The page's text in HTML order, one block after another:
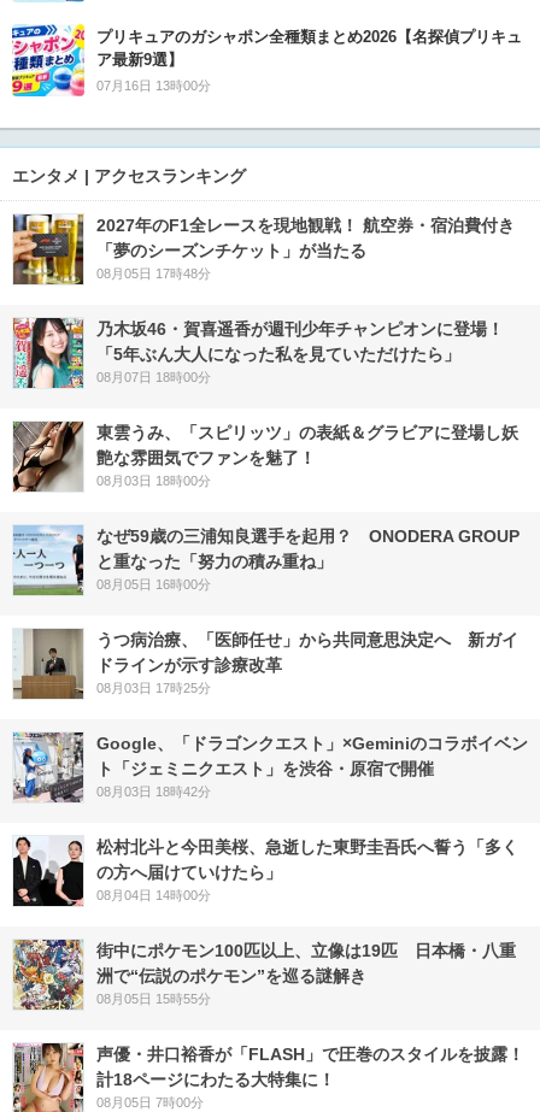
プリキュアのガシャポン全種類まとめ2026【名探偵プリキュ
ア最新9選】
07月16日 13時00分
エンタメ | アクセスランキング
2027年のF1全レースを現地観戦！ 航空券・宿泊費付き
「夢のシーズンチケット」が当たる
08月05日 17時48分
乃木坂46・賀喜遥香が週刊少年チャンピオンに登場！
「5年ぶん大人になった私を見ていただけたら」
08月07日 18時00分
東雲うみ、「スピリッツ」の表紙＆グラビアに登場し妖
艶な雰囲気でファンを魅了！
08月03日 18時00分
なぜ59歳の三浦知良選手を起用？ ONODERA GROUP
と重なった「努力の積み重ね」
08月05日 16時00分
うつ病治療、「医師任せ」から共同意思決定へ 新ガイ
ドラインが示す診療改革
08月03日 17時25分
Google、「ドラゴンクエスト」×Geminiのコラボイベン
ト「ジェミニクエスト」を渋谷・原宿で開催
08月03日 18時42分
松村北斗と今田美桜、急逝した東野圭吾氏へ誓う「多く
の方へ届けていけたら」
08月04日 14時00分
街中にポケモン100匹以上、立像は19匹 日本橋・八重
洲で“伝説のポケモン”を巡る謎解き
08月05日 15時55分
声優・井口裕香が「FLASH」で圧巻のスタイルを披露！
計18ページにわたる大特集に！
08月05日 7時00分